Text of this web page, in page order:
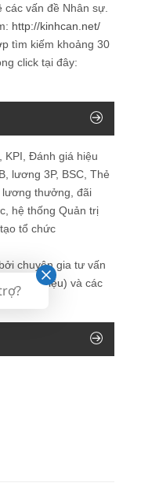
các vấn đề Nhân sự
http://kinhcan.net/
tìm kiếm khoảng 30
click tại đây:
KPI, Đánh giá hiệu
lương 3P, BSC, Thẻ
lương thưởng, đãi
hệ thống Quản trị
tổ chức
chuyên gia tư vấn
(
giới thiệu) và các
sự.